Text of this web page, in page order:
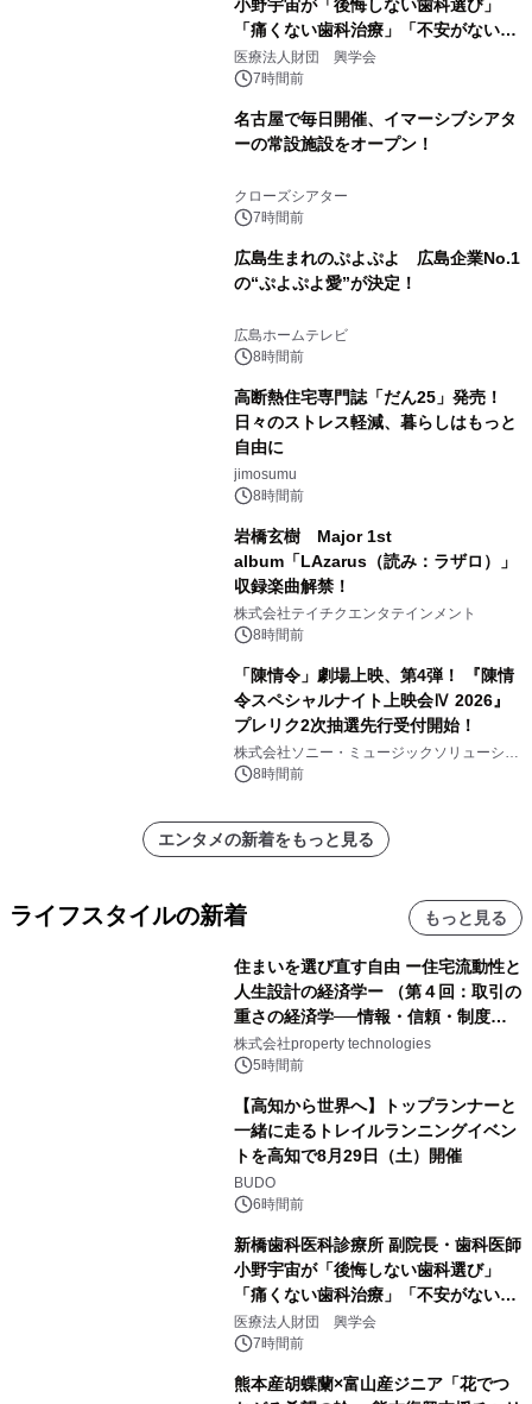
小野宇宙が「後悔しない歯科選び」
「痛くない歯科治療」「不安がない治
療計画」をテーマに専門監修
医療法人財団 興学会
7時間前
名古屋で毎日開催、イマーシブシアタ
ーの常設施設をオープン！
クローズシアター
7時間前
広島生まれのぷよぷよ 広島企業No.1
の“ぷよぷよ愛”が決定！
広島ホームテレビ
8時間前
高断熱住宅専門誌「だん25」発売！
日々のストレス軽減、暮らしはもっと
自由に
jimosumu
8時間前
岩橋玄樹 Major 1st
album「LAzarus（読み：ラザロ）」
収録楽曲解禁！
株式会社テイチクエンタテインメント
8時間前
「陳情令」劇場上映、第4弾！ 『陳情
令スペシャルナイト上映会Ⅳ 2026』
プレリク2次抽選先行受付開始！
株式会社ソニー・ミュージックソリューショ
ンズ8時間前
エンタメの新着をもっと見る
ライフスタイルの新着 もっと見る
住まいを選び直す自由 ー住宅流動性と
人生設計の経済学ー （第４回：取引の
重さの経済学──情報・信頼・制度を
PropTechはどう組み替えるか）｜
PropTech-Lab
株式会社property technologies
5時間前
【高知から世界へ】トップランナーと
一緒に走るトレイルランニングイベン
トを高知で8月29日（土）開催
BUDO
6時間前
新橋歯科医科診療所 副院長・歯科医師
小野宇宙が「後悔しない歯科選び」
「痛くない歯科治療」「不安がない治
療計画」をテーマに専門監修
医療法人財団 興学会
7時間前
熊本産胡蝶蘭×富山産ジニア「花でつ